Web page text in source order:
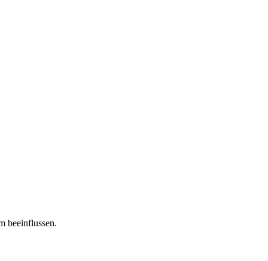
beeinflussen.